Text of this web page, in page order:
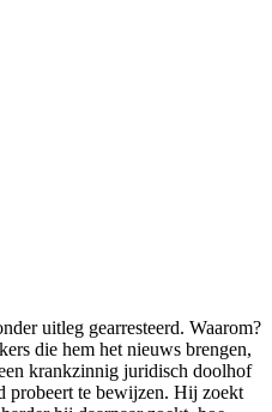
uitleg gear­res­teerd. Waarom?
die hem het nieuws brengen,
krankzinnig juridisch doolhof
te bewijzen. Hij zoekt